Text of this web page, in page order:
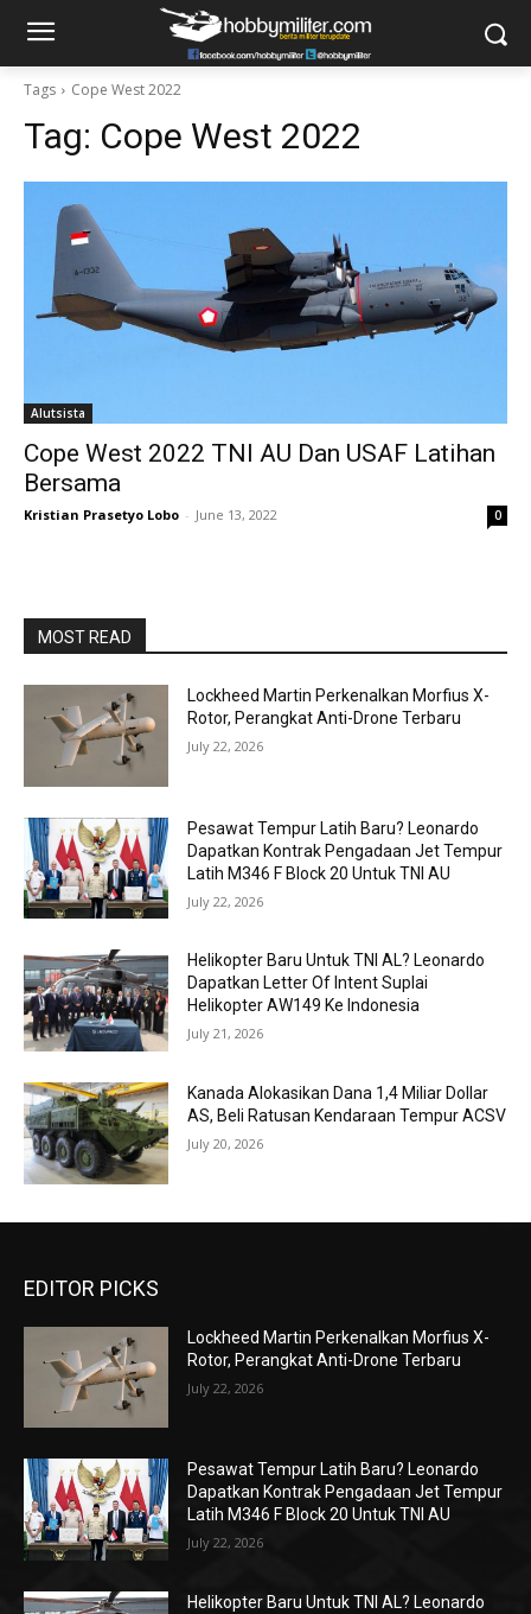
Tags Cope West 2022
Tag: Cope West 2022
Alutsista
Cope West 2022 TNI AU Dan USAF Latihan
Bersama
Kristian Prasetyo Lobo - June 13, 2022 0
MOST READ
Lockheed Martin Perkenalkan Morfius X-
Rotor, Perangkat Anti-Drone Terbaru
July 22, 2026
Pesawat Tempur Latih Baru? Leonardo
Dapatkan Kontrak Pengadaan Jet Tempur
Latih M346 F Block 20 Untuk TNI AU
July 22, 2026
Helikopter Baru Untuk TNI AL? Leonardo
Dapatkan Letter Of Intent Suplai
Helikopter AW149 Ke Indonesia
July 21, 2026
Kanada Alokasikan Dana 1,4 Miliar Dollar
AS, Beli Ratusan Kendaraan Tempur ACSV
July 20, 2026
EDITOR PICKS
Lockheed Martin Perkenalkan Morfius X-
Rotor, Perangkat Anti-Drone Terbaru
July 22, 2026
Pesawat Tempur Latih Baru? Leonardo
Dapatkan Kontrak Pengadaan Jet Tempur
Latih M346 F Block 20 Untuk TNI AU
July 22, 2026
Helikopter Baru Untuk TNI AL? Leonardo